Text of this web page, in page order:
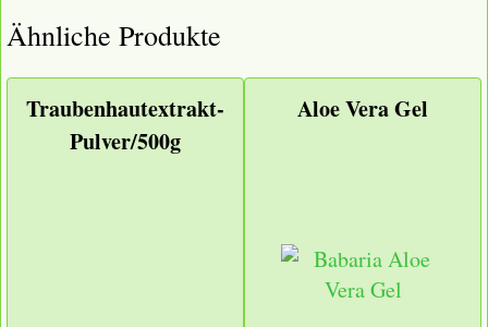
Ähnliche Produkte
Traubenhautextrakt-
Pulver/500g
Aloe Vera Gel